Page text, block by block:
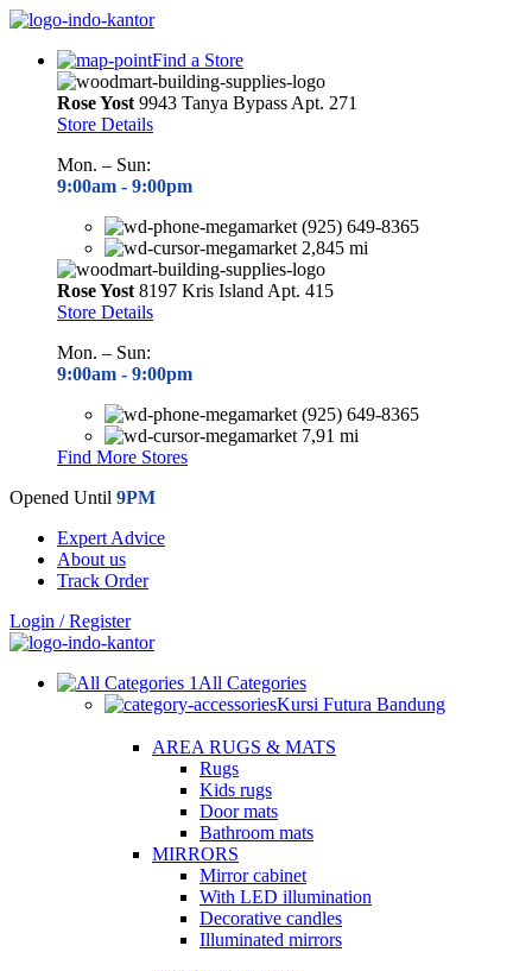
Find a Store
Rose Yost 9943 Tanya Bypass Apt. 271
Store Details
Mon. – Sun:
9:00am - 9:00pm
(925) 649-8365
2,845 mi
Rose Yost 8197 Kris Island Apt. 415
Store Details
Mon. – Sun:
9:00am - 9:00pm
(925) 649-8365
7,91 mi
Find More Stores
Opened Until 9PM
Expert Advice
About us
Track Order
Login / Register
All Categories
Kursi Futura Bandung
AREA RUGS & MATS
Rugs
Kids rugs
Door mats
Bathroom mats
MIRRORS
Mirror cabinet
With LED illumination
Decorative candles
Illuminated mirrors